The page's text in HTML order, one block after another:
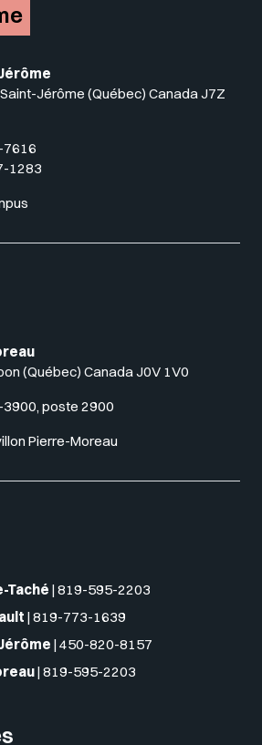
Jérôme (Québec) Canada J7Z
1283
(Québec) Canada J0V 1V0
poste 2900
Pierre-Moreau
Taché | 819-595-2203
| 819-773-1639
| 450-820-8157
| 819-595-2203